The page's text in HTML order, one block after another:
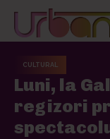
CULTURAL
Luni, la
regizori